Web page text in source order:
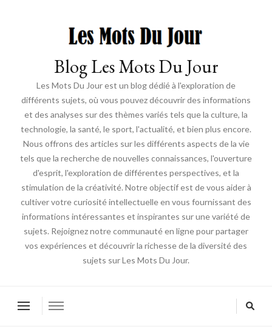
Blog Les Mots Du Jour
Les Mots Du Jour est un blog dédié à l'exploration de
différents sujets, où vous pouvez découvrir des informations
et des analyses sur des thèmes variés tels que la culture, la
technologie, la santé, le sport, l'actualité, et bien plus encore.
Nous offrons des articles sur les différents aspects de la vie
tels que la recherche de nouvelles connaissances, l'ouverture
d'esprit, l'exploration de différentes perspectives, et la
stimulation de la créativité. Notre objectif est de vous aider à
cultiver votre curiosité intellectuelle en vous fournissant des
informations intéressantes et inspirantes sur une variété de
sujets. Rejoignez notre communauté en ligne pour partager
vos expériences et découvrir la richesse de la diversité des
sujets sur Les Mots Du Jour.